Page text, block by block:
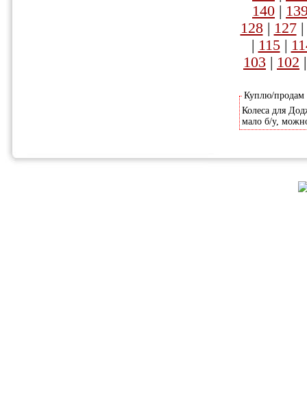
140 |
128| 127|
| 115|
103 | 102
Куплю/
Колеса для
мало б/у,